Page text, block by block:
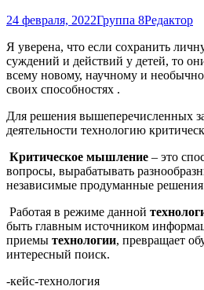
24 февраля, 2022Группа 8Редактор
Я уверена, что если сохранить
суждений и действий у детей, то
всему новому, научному и
своих способностях .
Для решения вышеперечисленных
деятельности технологию
Критическое мышление – это
вопросы, вырабатывать
независимые продуманные
Работая в режиме данной
быть главным источником
приемы технологии, превращает
интересный поиск.
-кейс-технология